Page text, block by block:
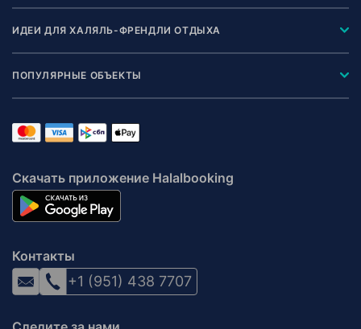
ИДЕИ ДЛЯ ХАЛЯЛЬ-ФРЕНДЛИ ОТДЫХА
ПОПУЛЯРНЫЕ ОБЪЕКТЫ
Скачать приложение Halalbooking
Контакты
+1 (951) 438 7707